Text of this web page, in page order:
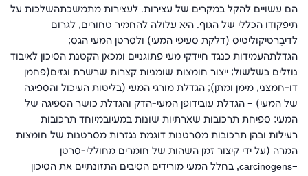
הם עשויים להקל במקרים של עצירות. לעצירות מתמשכתהשלכות על
תיפקודו הכללי של הגוף. היא עלולה להחמיר טחורים, לגרום
לדיבֶרטיקוּליטיס (דלקת סעיפי המעי) ולסרטן המעי הגס;
הגדלתהעמידות כנגד חיידקי מעי פתוגניים ומכאן הקטנת הסיכון לאיבוד
נוזלים בשלשול; ייצור חומצות שומניות קצרות שרשרת וגזים(פחמן
דו-חמצני, מימן ומתן); הגדלת מורגי המעי (בליטות העיכול והספיגה
של המעי) – הגדלת עובידופן המעי-הדק והגדלת כושר הספיגה של
המעי; ספיחת תרכובות שארתיות שונות במעיובמיוחד תרכובות
רעילות ובהן תרכובות מסרטנות דוגמת נגזרות מסרטנות של חומצות
המרה (על ידי קיצור זמן השהות של חומרים מחוללי-סרטן
–
carcinogens, בחלל המעי מורידים הסיבים התזונתיים את הסיכון